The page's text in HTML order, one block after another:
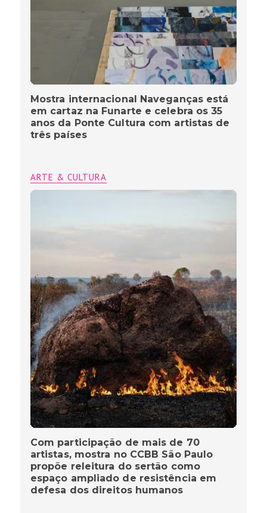
Mostra internacional Naveganças está
em cartaz na Funarte e celebra os 35
anos da Ponte Cultura com artistas de
três países
ARTE & CULTURA
Com participação de mais de 70
artistas, mostra no CCBB São Paulo
propõe releitura do sertão como
espaço ampliado de resistência em
defesa dos direitos humanos